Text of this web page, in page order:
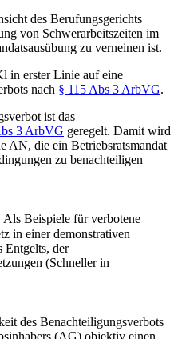
des Berufungsgerichts
von Schwerarbeitszeiten im
zu verneinen ist.
in erster Linie auf eine
nach § 115 Abs 3 ArbVG.
ist das
3 ArbVG geregelt. Damit wird
AN, die ein Betriebsratsmandat
zu benachteiligen
Beispiele für verbotene
in einer demonstrativen
Entgelts, der
(Schnellerin
des Benachteiligungsverbots
(AG) objektiv einen